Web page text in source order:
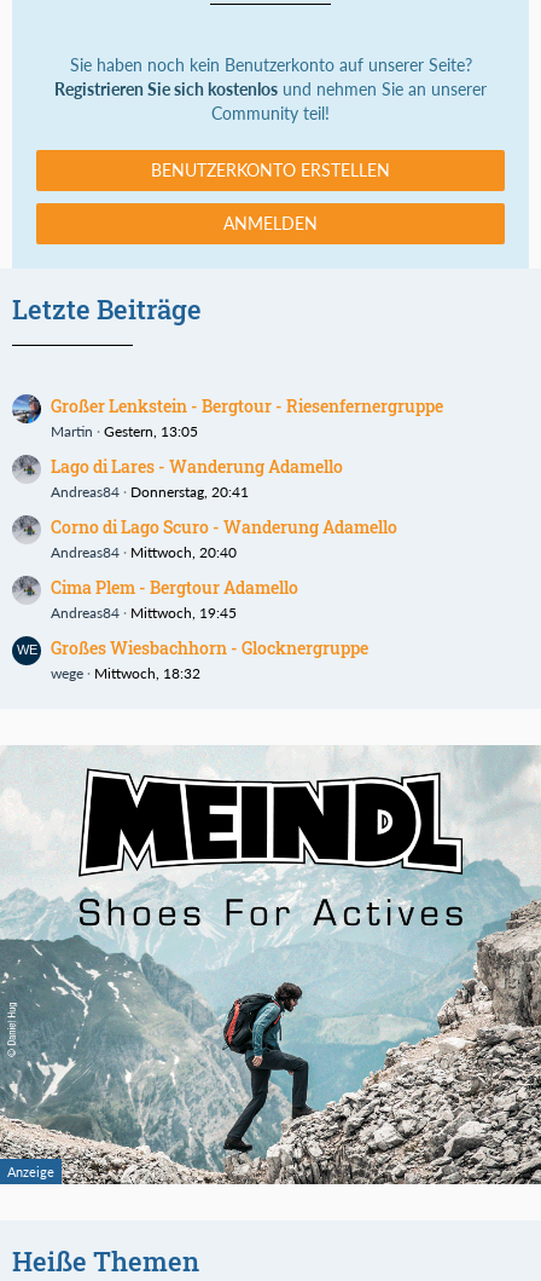
Sie haben noch kein Benutzerkonto auf unserer Seite?
Registrieren Sie sich kostenlos und nehmen Sie an unserer
Community teil!
BENUTZERKONTO ERSTELLEN
ANMELDEN
Letzte Beiträge
Großer Lenkstein - Bergtour - Riesenfernergruppe
Martin Gestern, 13:05
Lago di Lares - Wanderung Adamello
Andreas84 Donnerstag, 20:41
Corno di Lago Scuro - Wanderung Adamello
Andreas84 Mittwoch, 20:40
Cima Plem - Bergtour Adamello
Andreas84 Mittwoch, 19:45
Großes Wiesbachhorn - Glocknergruppe
wege Mittwoch, 18:32
Heiße Themen